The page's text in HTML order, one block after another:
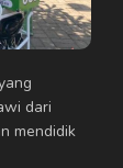
dari
mendidik